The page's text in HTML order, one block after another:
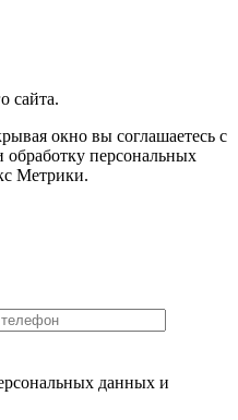
сайта.
окно вы соглашаетесь с
персональных
Метрики.
данных и